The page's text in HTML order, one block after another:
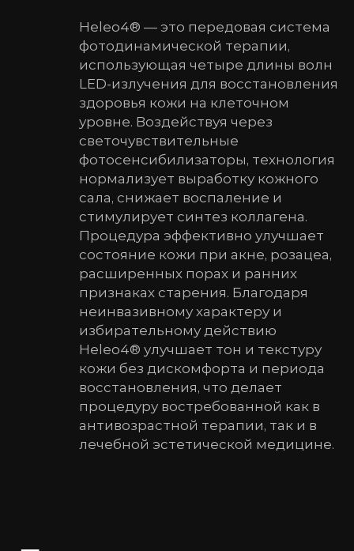
Heleo4® — это передовая система
фотодинамической терапии,
использующая четыре длины волн
LED-излучения для восстановления
здоровья кожи на клеточном
уровне. Воздействуя через
светочувствительные
фотосенсибилизаторы, технология
нормализует выработку кожного
сала, снижает воспаление и
стимулирует синтез коллагена.
Процедура эффективно улучшает
состояние кожи при акне, розацеа,
расширенных порах и ранних
признаках старения. Благодаря
неинвазивному характеру и
избирательному действию
Heleo4® улучшает тон и текстуру
кожи без дискомфорта и периода
восстановления, что делает
процедуру востребованной как в
антивозрастной терапии, так и в
лечебной эстетической медицине.